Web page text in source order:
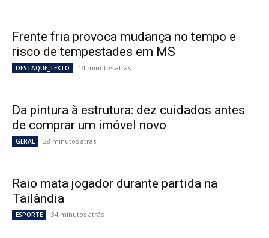
Frente fria provoca mudança no tempo e
risco de tempestades em MS
DESTAQUE_TEXTO 14 minutos atrás
Da pintura à estrutura: dez cuidados antes
de comprar um imóvel novo
GERAL 28 minutos atrás
Raio mata jogador durante partida na
Tailândia
ESPORTE 34 minutos atrás